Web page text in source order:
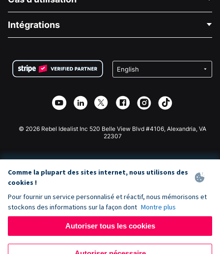
À propos de nous
Carrières
Confidentialité
Partenariat d'affiliation
Bibliothèque
Collecte de fonds médicale
Collecte de fonds caritative
Intégrations
Plugin de don Wix
Application de don Webflow
Don Joomla
© 2026 Rebel Idealist Inc 520 Belle View Blvd #4106, Alexandria, VA
22307
Comme la plupart des sites internet, nous utilisons des
cookies !
Pour fournir un service personnalisé et réactif, nous mémorisons et
stockons des informations sur la façon dont Montre plus
Autoriser tous les cookies